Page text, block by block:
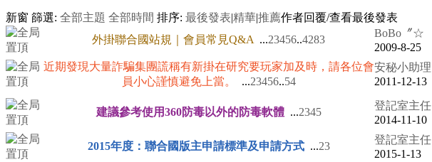
新窗 篩選: 全部主題 全部時間 排序: 最後發表|精華|推薦作者回覆/查看最後發表
外掛聯合國站規｜會員常見Q&A ...23456..4283
BoBo〞☆
2009-8-25
近期發現大量詐騙集團謊稱有新掛在研究要玩家加及時，請各位會
員小心謹慎避免上當。
...23456..54
安秘小助理
2011-12-13
建議參考使用360防毒以外的防毒軟體 ...2345
登記室主任
2014-11-10
2015年度：聯合國版主申請標準及申請方式 ...23
登記室主任
2015-1-13